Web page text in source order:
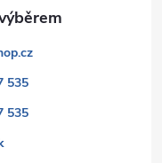
535
535